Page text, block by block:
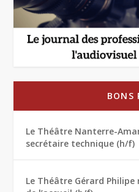
BONS
Le Théâtre Nanterre-
secrétaire technique (h/f)
Le Théâtre Gérard